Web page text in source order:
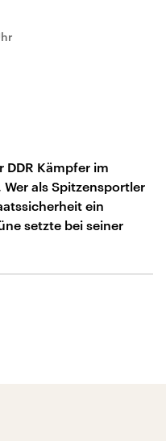
DDR Kämpfer im
als Spitzensportler
ein
setzte bei seiner